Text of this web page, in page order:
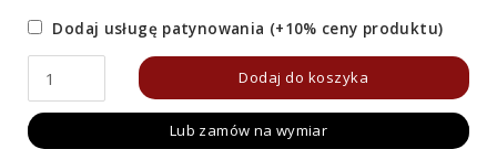
Dodaj usługę patynowania (+10% ceny produktu)
ilość
Donica
metalowa
Dodaj do koszyka
Lub zamów na wymiar